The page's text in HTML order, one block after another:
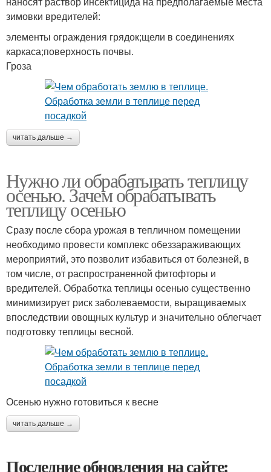
зимовки вредителей:
элементы ограждения грядок;щели в соединениях
каркаса;поверхность почвы.
Гроза
читать дальше →
Нужно ли обрабатывать теплицу
осенью. Зачем обрабатывать
теплицу осенью
Сразу после сбора урожая в тепличном помещении
необходимо провести комплекс обеззараживающих
мероприятий, это позволит избавиться от болезней, в
том числе, от распространенной фитофторы и
вредителей. Обработка теплицы осенью существенно
минимизирует риск заболеваемости, выращиваемых
впоследствии овощных культур и значительно облегчает
подготовку теплицы весной.
Осенью нужно готовиться к весне
читать дальше →
Последние обновления на сайте: